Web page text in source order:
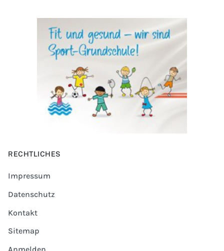
RECHTLICHES
Impressum
Datenschutz
Kontakt
Sitemap
Anmelden